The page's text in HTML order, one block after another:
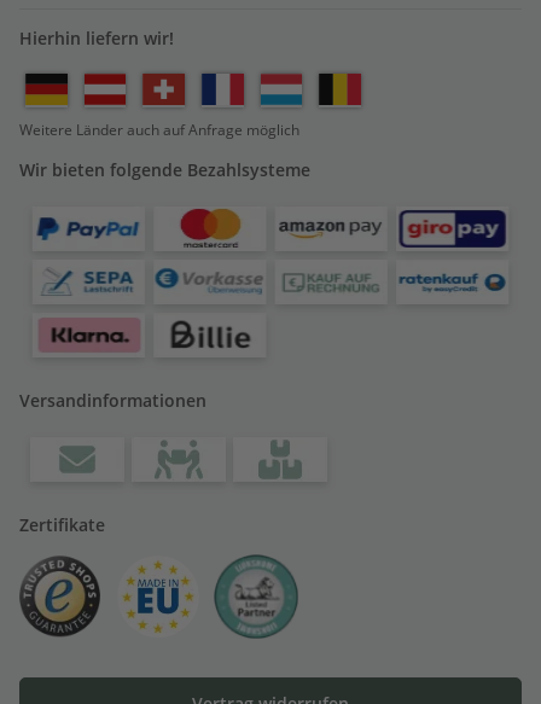
Hierhin liefern wir!
Weitere Länder auch auf Anfrage möglich
Wir bieten folgende Bezahlsysteme
Versandinformationen
Zertifikate